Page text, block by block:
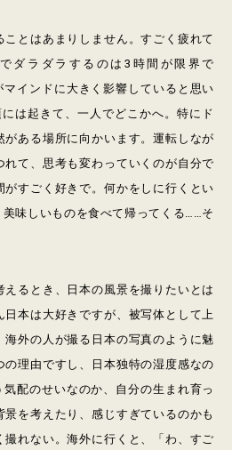
とはあまりしません。すごく疲れて
ダラダラするのは3時間が限界で
マインドに大きく影響していると思い
は起きて、一人でどこかへ。特にド
ある場所に向かいます。運転しなが
れて、思考も変わっていくのが自分で
がすごく好きで。何かをしに行くとい
味しいものを食べて帰ってくる……そ
るとき、日本の風景を撮りたいとは
本は大好きですが、被写体として上
外の人が撮る日本の写真のように魅
理由ですし、日本独特の湿度感なの
配のせいなのか、自分の生まれ育っ
を考えたり、感じすぎているのかも
撮れない。海外に行くと、「わ、すご